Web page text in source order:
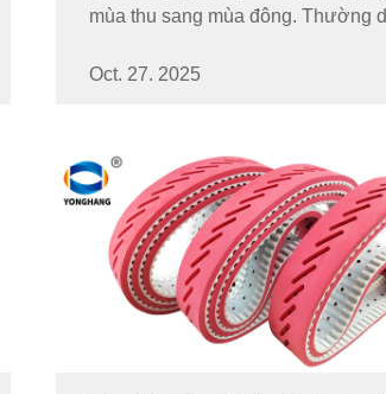
mùa thu sang mùa đông. Thường
hằng năm, thời điểm này phản ánh
Oct. 27. 2025